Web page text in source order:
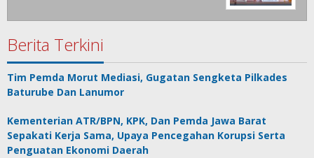
Berita Terkini
Tim Pemda Morut Mediasi, Gugatan Sengketa Pilkades
Baturube Dan Lanumor
Kementerian ATR/BPN, KPK, Dan Pemda Jawa Barat
Sepakati Kerja Sama, Upaya Pencegahan Korupsi Serta
Penguatan Ekonomi Daerah